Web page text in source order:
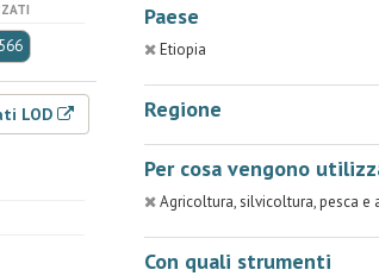
LOD
Paese
Etiopia
Regione
Per cosa vengono
Agricoltura, silvicoltura, pesca e
Con quali strumenti